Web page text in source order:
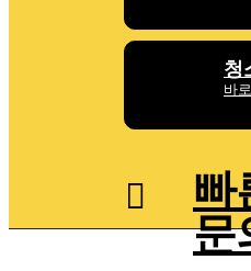
청
바
빠
문